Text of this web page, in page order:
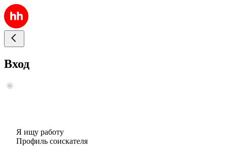
Вход
Я ищу работу
Профиль соискателя